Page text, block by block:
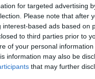
for targeted advertising
Please note that after
interest-based ads based on
to third parties prior to
of your personal
information may also be
that may further